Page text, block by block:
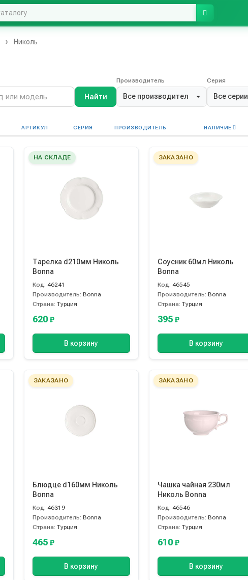
Николь
Найти
Производитель
Все производители
Серия
Все серии
АРТИКУЛ СЕРИЯ ПРОИЗВОДИТЕЛЬ НАЛИЧИЕ
НА СКЛАДЕ
Тарелка d210мм Николь
Bonna
Код: 46241
Производитель: Bonna
Страна: Турция
620 ₽
В корзину
ЗАКАЗАНО
Соусник 60мл Николь
Bonna
Код: 46545
Производитель: Bonna
Страна: Турция
395 ₽
В корзину
ЗАКАЗАНО
Блюдце d160мм Николь
Bonna
Код: 46319
Производитель: Bonna
Страна: Турция
465 ₽
В корзину
ЗАКАЗАНО
Чашка чайная 230мл
Николь Bonna
Код: 46546
Производитель: Bonna
Страна: Турция
610 ₽
В корзину